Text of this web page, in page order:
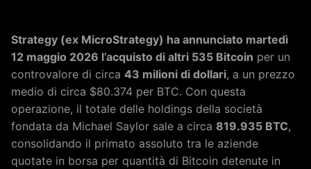
Strategy (ex MicroStrategy) ha annunciato martedì
12 maggio 2026 l’acquisto di altri 535 Bitcoin per un
controvalore di circa 43 milioni di dollari, a un prezzo
medio di circa $80.374 per BTC. Con questa
operazione, il totale delle holdings della società
fondata da Michael Saylor sale a circa 819.935 BTC,
consolidando il primato assoluto tra le aziende
quotate in borsa per quantità di Bitcoin detenute in